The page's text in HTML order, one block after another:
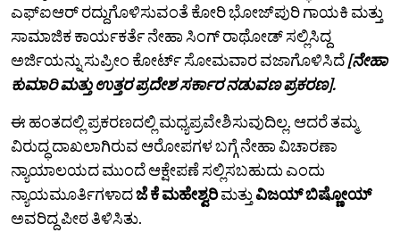
ಎಫ್‌ಐಆರ್‌ ರದ್ದುಗೊಳಿಸುವಂತೆ ಕೋರಿ ಭೋಜ್‌ಪುರಿ ಗಾಯಕಿ ಮತ್ತು
ಸಾಮಾಜಿಕ ಕಾರ್ಯಕರ್ತೆ ನೇಹಾ ಸಿಂಗ್ ರಾಥೋಡ್ ಸಲ್ಲಿಸಿದ್ದ
ಅರ್ಜಿಯನ್ನು ಸುಪ್ರೀಂ ಕೋರ್ಟ್ ಸೋಮವಾರ ವಜಾಗೊಳಿಸಿದೆ[ನೇಹಾ
ಕುಮಾರಿ ಮತ್ತು ಉತ್ತರ ಪ್ರದೇಶ ಸರ್ಕಾರ ನಡುವಣ ಪ್ರಕರಣ].
ಈ ಹಂತದಲ್ಲಿ ಪ್ರಕರಣದಲ್ಲಿ ಮಧ್ಯಪ್ರವೇಶಿಸುವುದಿಲ್ಲ. ಆದರೆ ತಮ್ಮ
ವಿರುದ್ಧ ದಾಖಲಾಗಿರುವ ಆರೋಪಗಳ ಬಗ್ಗೆ ನೇಹಾ ವಿಚಾರಣಾ
ನ್ಯಾಯಾಲಯದ ಮುಂದೆ ಆಕ್ಷೇಪಣೆ ಸಲ್ಲಿಸಬಹುದು ಎಂದು
ನ್ಯಾಯಮೂರ್ತಿಗಳಾದಜೆ ಕೆ ಮಹೇಶ್ವರಿಮತ್ತುವಿಜಯ್ ಬಿಷ್ಣೋಯ್
ಅವರಿದ್ದ ಪೀಠ ತಿಳಿಸಿತು.